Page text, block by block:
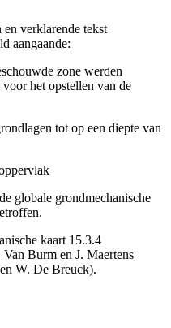
en verklarende tekst
aangaande:
zone werden
het opstellen van de
tot op een diepte van
globale grondmechanische
kaart 15.3.4
Burm en J. Maertens
W. De Breuck).